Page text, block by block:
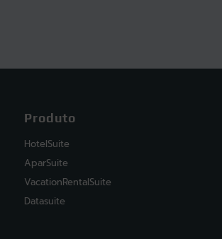
Produto
HotelSuite
AparSuite
VacationRentalSuite
Datasuite